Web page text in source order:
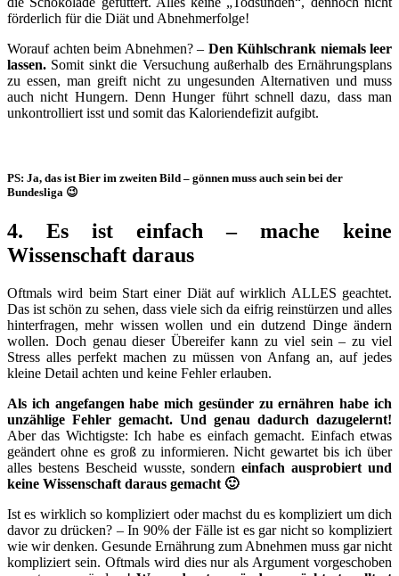
förderlich für die Diät und Abnehmerfolge!
Worauf achten beim Abnehmen? – Den Kühlschrank niemals leer
lassen. Somit sinkt die Versuchung außerhalb des Ernährungsplans
zu essen, man greift nicht zu ungesunden Alternativen und muss
auch nicht Hungern. Denn Hunger führt schnell dazu, dass man
unkontrolliert isst und somit das Kaloriendefizit aufgibt.
PS: Ja, das ist Bier im zweiten Bild – gönnen muss auch sein bei der
Bundesliga 😉
4. Es ist einfach – mache keine
Wissenschaft daraus
Oftmals wird beim Start einer Diät auf wirklich ALLES geachtet.
Das ist schön zu sehen, dass viele sich da eifrig reinstürzen und alles
hinterfragen, mehr wissen wollen und ein dutzend Dinge ändern
wollen. Doch genau dieser Übereifer kann zu viel sein – zu viel
Stress alles perfekt machen zu müssen von Anfang an, auf jedes
kleine Detail achten und keine Fehler erlauben.
Als ich angefangen habe mich gesünder zu ernähren habe ich
unzählige Fehler gemacht. Und genau dadurch dazugelernt!
Aber das Wichtigste: Ich habe es einfach gemacht. Einfach etwas
geändert ohne es groß zu informieren. Nicht gewartet bis ich über
alles bestens Bescheid wusste, sonderneinfach ausprobiert und
keine Wissenschaft daraus gemacht 🙂
Ist es wirklich so kompliziert oder machst du es kompliziert um dich
davor zu drücken? – In 90% der Fälle ist es gar nicht so kompliziert
wie wir denken. Gesunde Ernährung zum Abnehmen muss gar nicht
kompliziert sein. Oftmals wird dies nur als Argument vorgeschoben